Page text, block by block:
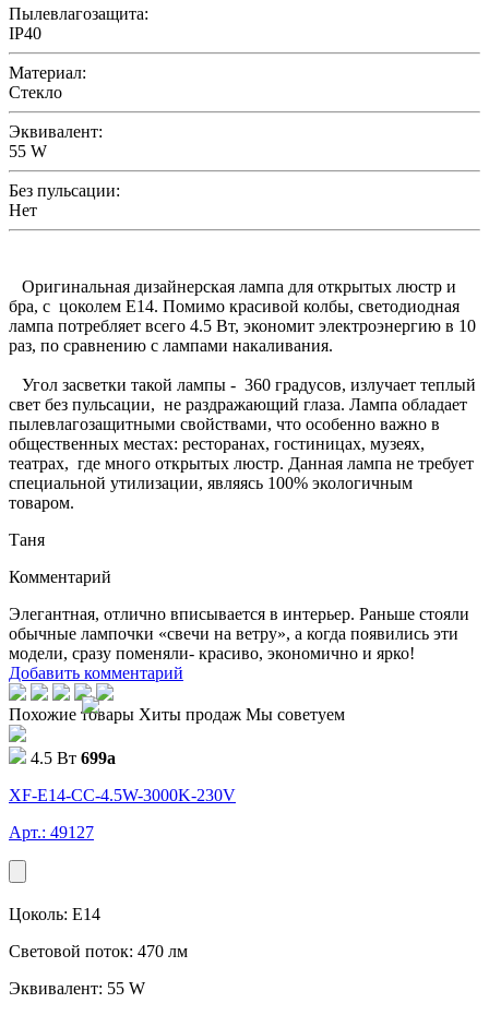
Пылевлагозащита:
IP40
Материал:
Стекло
Эквивалент:
55 W
Без пульсации:
Нет
Оригинальная дизайнерская лампа для открытых люстр и
бра, с цоколем Е14. Помимо красивой колбы, светодиодная
лампа потребляет всего 4.5 Вт, экономит электроэнергию в 10
раз, по сравнению с лампами накаливания.
Угол засветки такой лампы - 360 градусов, излучает теплый
свет без пульсации, не раздражающий глаза. Лампа обладает
пылевлагозащитными свойствами, что особенно важно в
общественных местах: ресторанах, гостиницах, музеях,
театрах, где много открытых люстр. Данная лампа не требует
специальной утилизации, являясь 100% экологичным
товаром.
Таня
Комментарий
Элегантная, отлично вписывается в интерьер. Раньше стояли
обычные лампочки «свечи на ветру», а когда появились эти
модели, сразу поменяли- красиво, экономично и ярко!
Добавить комментарий
Похожие товары Хиты продаж Мы советуем
4.5 Вт 699a
XF-E14-CC-4.5W-3000K-230V
Арт.: 49127
Цоколь: E14
Световой поток: 470 лм
Эквивалент: 55 W